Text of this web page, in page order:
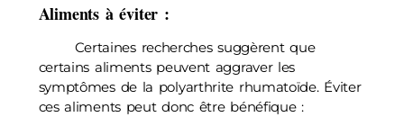
Aliments à éviter :
Certaines recherches suggèrent que
certains aliments peuvent aggraver les
symptômes de la polyarthrite rhumatoïde. Éviter
ces aliments peut donc être bénéfique :